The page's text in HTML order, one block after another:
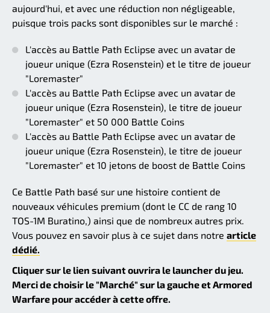
aujourd'hui, et avec une réduction non négligeable,
puisque trois packs sont disponibles sur le marché :
L'accès au Battle Path Eclipse avec un avatar de
joueur unique (Ezra Rosenstein) et le titre de joueur
"Loremaster"
L'accès au Battle Path Eclipse avec un avatar de
joueur unique (Ezra Rosenstein), le titre de joueur
"Loremaster" et 50 000 Battle Coins
L'accès au Battle Path Eclipse avec un avatar de
joueur unique (Ezra Rosenstein), le titre de joueur
"Loremaster" et 10 jetons de boost de Battle Coins
Ce Battle Path basé sur une histoire contient de
nouveaux véhicules premium (dont le CC de rang 10
TOS-1M Buratino,) ainsi que de nombreux autres prix.
Vous pouvez en savoir plus à ce sujet dans notre article
dédié.
Cliquer sur le lien suivant ouvrira le launcher du jeu.
Merci de choisir le "Marché" sur la gauche et Armored
Warfare pour accéder à cette offre.